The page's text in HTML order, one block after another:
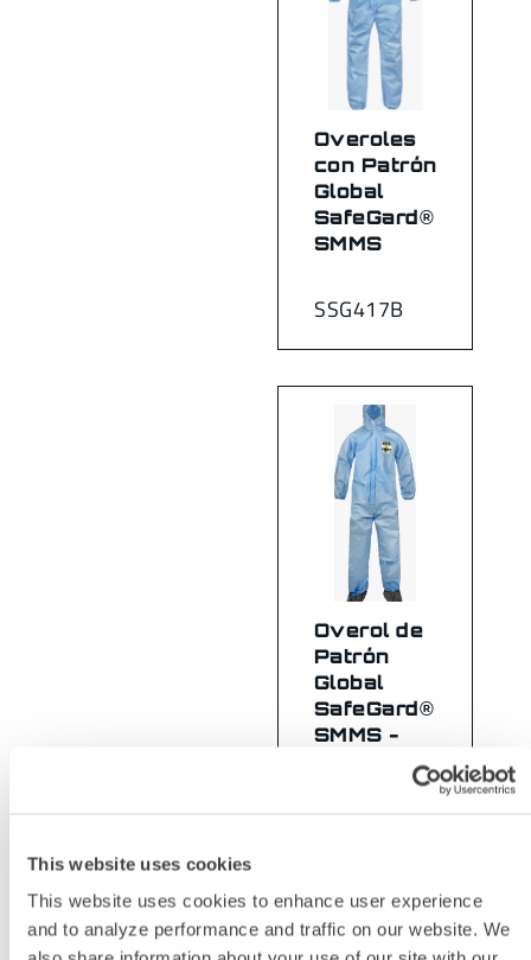
This website uses cookies
This website uses cookies to enhance user experience
and to analyze performance and traffic on our website. We
SSG417B
Overoles
con Patrón
Global
SafeGard®
SMMS
Overol de
Patrón
Global
SafeGard®
SMMS -